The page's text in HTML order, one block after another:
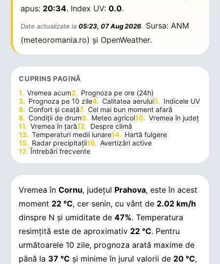
apus: 20:34. Index UV:0.0.
Date actualizate la05:23, 07 Aug 2026. Sursa: ANM
(meteoromania.ro) și OpenWeather.
CUPRINS PAGINĂ
Vremea acum
Prognoza pe ore (24h)
Prognoza pe 10 zile
Calitatea aerului
Indicele UV
Confort și ceață
Cel mai bun moment afară
Condiții de drum
Meteo agricol
Vremea în județ
Vremea în țară
Despre climă
Temperaturi medii lunare
Hartă fulgere
Radar precipitații
Avertizări active
Întrebări frecvente
Vremea înCornu, județul Prahova, este în acest
moment 22 °C, cer senin, cu vânt de 2.02 km/h
dinspre N și umiditate de47%. Temperatura
resimțită este de aproximativ 22 °C. Pentru
următoarele 10 zile, prognoza arată maxime de
până la 37 °C și minime în jurul valorii de 20 °C,